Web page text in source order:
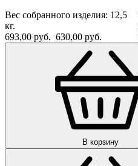
Вес собранного изделия: 12,5
кг.
693,00 руб. 630,00 руб.
В корзину